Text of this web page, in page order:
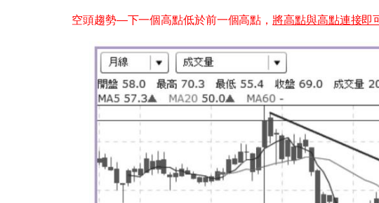
空頭趨勢—下一個高點低於前一個高點， 將高點與高點連接即